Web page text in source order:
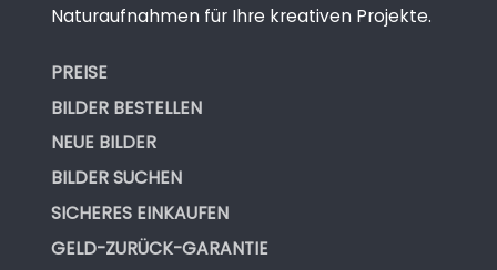
Naturaufnahmen für Ihre kreativen Projekte.
PREISE
BILDER BESTELLEN
NEUE BILDER
BILDER SUCHEN
SICHERES EINKAUFEN
GELD-ZURÜCK-GARANTIE